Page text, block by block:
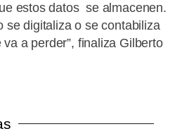
estos datos se almacenen.
se digitaliza o se contabiliza
a perder”, finaliza Gilberto